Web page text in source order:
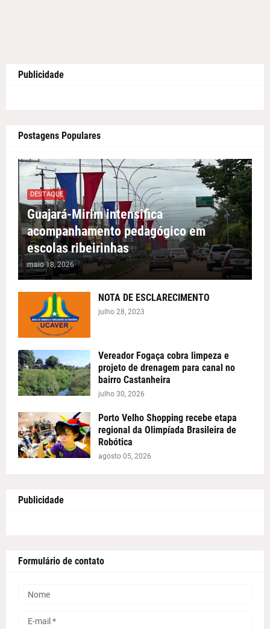
Publicidade
Postagens Populares
DESTAQUE
Guajará-Mirim intensifica
acompanhamento pedagógico em
escolas ribeirinhas
maio 18, 2026
NOTA DE ESCLARECIMENTO
julho 28, 2023
Vereador Fogaça cobra limpeza e
projeto de drenagem para canal no
bairro Castanheira
julho 30, 2026
Porto Velho Shopping recebe etapa
regional da Olimpíada Brasileira de
Robótica
agosto 05, 2026
Publicidade
Formulário de contato